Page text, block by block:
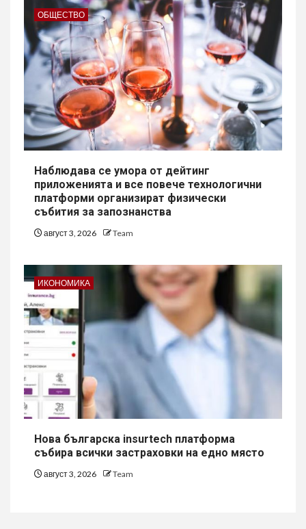
ОБЩЕСТВО
Наблюдава се умора от дейтинг
приложенията и все повече технологични
платформи организират физически
събития за запознанства
август 3, 2026 Team
ИКОНОМИКА
Нова българска insurtech платформа
събира всички застраховки на едно място
август 3, 2026 Team